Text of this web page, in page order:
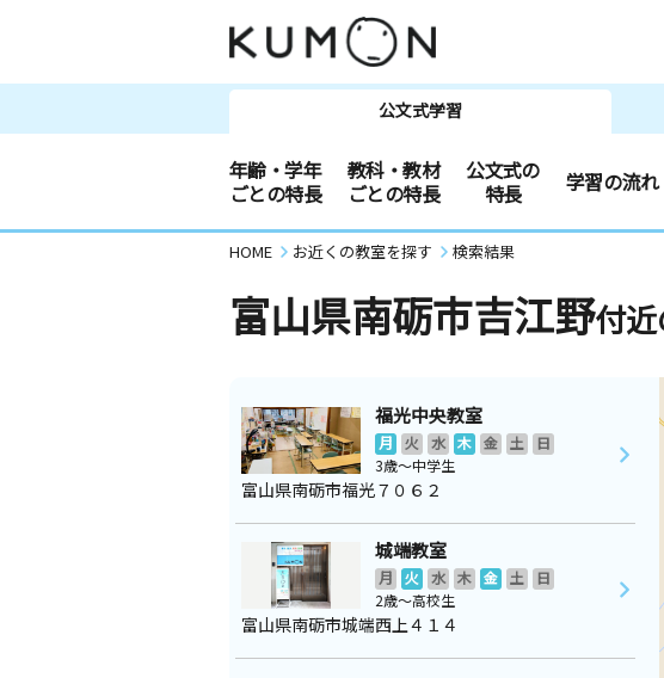
公文式学習
年齢・学年
ごとの特長
教科・教材
ごとの特長
公文式の
特長
学習の流れ
HOME お近くの教室を探す 検索結果
富山県南砺市吉江野付
福光中央教室
月 火 水 木 金 土
日
3歳～中学生
富山県南砺市福光７０６２
城端教室
月 火 水 木 金 土
日
2歳～高校生
富山県南砺市城端西上４１４